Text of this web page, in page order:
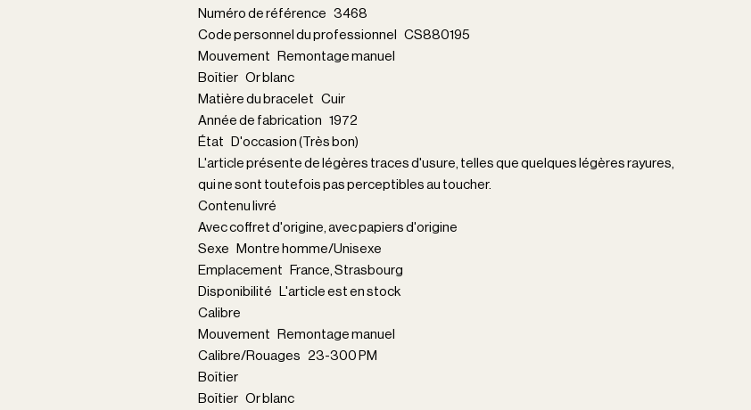
Numéro de référence 3468
Code personnel du professionnel CS880195
Mouvement Remontage manuel
Boîtier Or blanc
Matière du bracelet Cuir
Année de fabrication 1972
État D'occasion (Très bon)
L'article présente de légères traces d'usure, telles que quelques légères rayures,
qui ne sont toutefois pas perceptibles au toucher.
Contenu livré
Avec coffret d'origine, avec papiers d'origine
Sexe Montre homme/Unisexe
Emplacement France, Strasbourg
Disponibilité L'article est en stock
Calibre
Mouvement Remontage manuel
Calibre/Rouages 23-300 PM
Boîtier
Boîtier Or blanc